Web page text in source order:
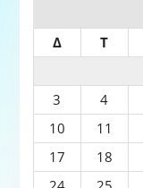
Δ Τ
3
4
10
11
17
18